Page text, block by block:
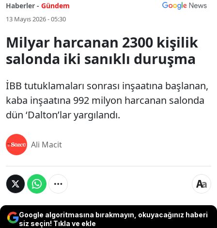
Haberler - Gündem
13 Mayıs 2026 - 05:30
Milyar harcanan 2300 kişilik
salonda iki sanıklı duruşma
İBB tutuklamaları sonrası inşaatına başlanan,
kaba inşaatına 992 milyon harcanan salonda
dün ‘Dalton’lar yargılandı.
Ali Macit
Google algoritmasına bırakmayın, okuyacağınız haberi
siz seçin! Tıkla ve ekle